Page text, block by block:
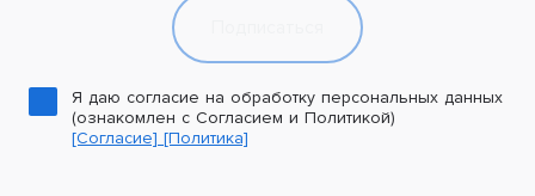
Я даю согласие на обработку персональных данных
(ознакомлен с Согласием и Политикой)
[Согласие] [Политика]